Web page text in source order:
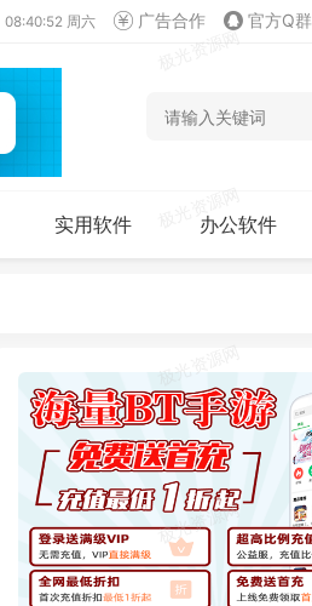
08:40:53 周六 广告合作 官方Q群
实用软件 办公软件